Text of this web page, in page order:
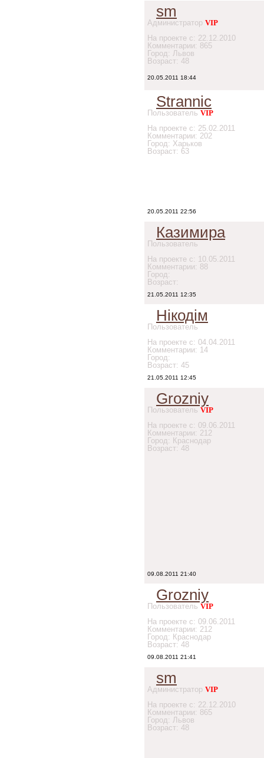
sm
Администратор VIP
На проекте с: 22.12.2010
Комментарии: 865
Город: Львов
Возраст: 48
20.05.2011 18:44
Strannic
Пользователь VIP
На проекте с: 25.02.2011
Комментарии: 202
Город: Харьков
Возраст: 63
20.05.2011 22:56
Казимира
Пользователь
На проекте с: 10.05.2011
Комментарии: 88
Город:
Возраст:
21.05.2011 12:35
Нікодім
Пользователь
На проекте с: 04.04.2011
Комментарии: 14
Город:
Возраст: 45
21.05.2011 12:45
Grozniy
Пользователь VIP
На проекте с: 09.06.2011
Комментарии: 212
Город: Краснодар
Возраст: 48
09.08.2011 21:40
Grozniy
Пользователь VIP
На проекте с: 09.06.2011
Комментарии: 212
Город: Краснодар
Возраст: 48
09.08.2011 21:41
sm
Администратор VIP
На проекте с: 22.12.2010
Комментарии: 865
Город: Львов
Возраст: 48